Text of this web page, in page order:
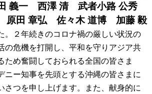
義一 西澤 清 武者小路 公秀
原田 章弘 佐々木 道博 加藤 毅
２年続きのコロナ禍の厳しい状況の
の危機を打開し、平和を守りアジア共
ため奮闘しておられる全国の皆さま
ニー知事を先頭とする沖縄の皆さまに
さつを申し上げます。また、献身的に